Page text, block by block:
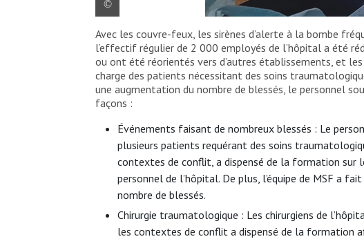
Martial Ledecq, chirurgien vasculaire à MSF,
Okhmatdyt à Kyiv. 14
MSF
Avec les couvre-feux, les sirènes d’alerte à la bombe
l’effectif régulier de 2 000 employés de l’hôpital a été
ou ont été réorientés vers d’autres établissements, et
charge des patients nécessitant des soins
une augmentation du nombre de blessés, le personnel
façons :
Événements faisant de nombreux blessés : Le
plusieurs patients requérant des soins
contextes de conflit, a dispensé de la formation sur
personnel de l’hôpital. De plus, l’équipe de MSF a
nombre de blessés.
Chirurgie traumatologique : Les chirurgiens de
les contextes de conflit a dispensé de la formation